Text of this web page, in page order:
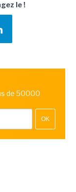
le !
de 50000
OK